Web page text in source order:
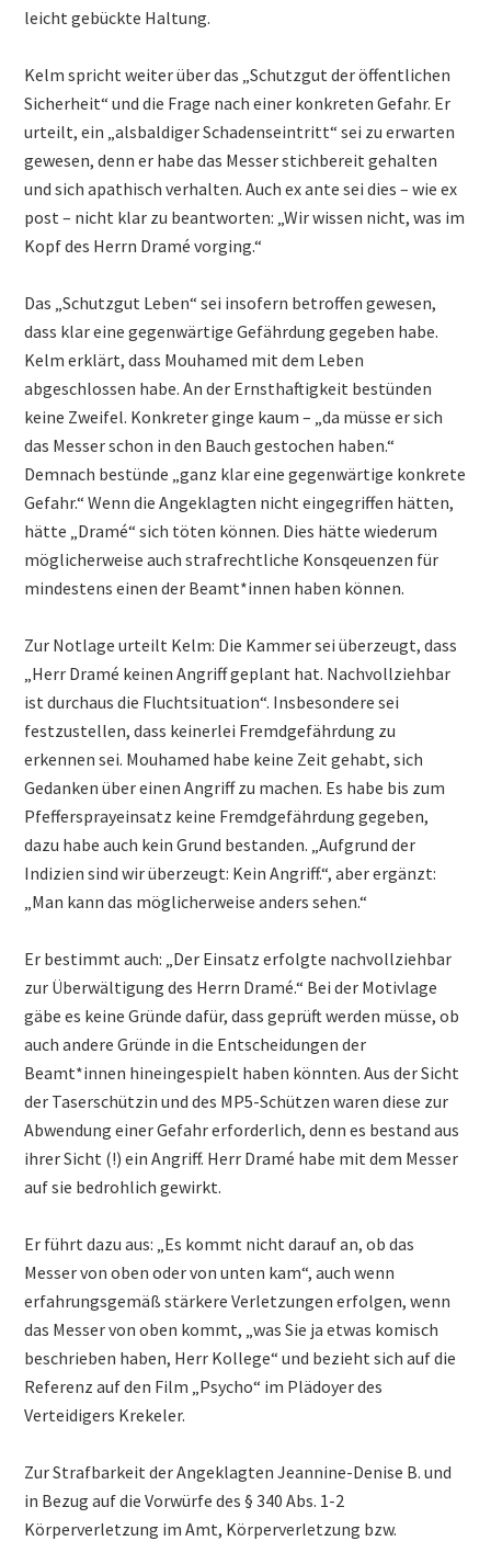
leicht gebückte Haltung.
Kelm spricht weiter über das „Schutzgut der öffentlichen
Sicherheit“ und die Frage nach einer konkreten Gefahr. Er
urteilt, ein „alsbaldiger Schadenseintritt“ sei zu erwarten
gewesen, denn er habe das Messer stichbereit gehalten
und sich apathisch verhalten. Auch ex ante sei dies – wie ex
post – nicht klar zu beantworten: „Wir wissen nicht, was im
Kopf des Herrn Dramé vorging.“
Das „Schutzgut Leben“ sei insofern betroffen gewesen,
dass klar eine gegenwärtige Gefährdung gegeben habe.
Kelm erklärt, dass Mouhamed mit dem Leben
abgeschlossen habe. An der Ernsthaftigkeit bestünden
keine Zweifel. Konkreter ginge kaum – „da müsse er sich
das Messer schon in den Bauch gestochen haben.“
Demnach bestünde „ganz klar eine gegenwärtige konkrete
Gefahr.“ Wenn die Angeklagten nicht eingegriffen hätten,
hätte „Dramé“ sich töten können. Dies hätte wiederum
möglicherweise auch strafrechtliche Konsqeuenzen für
mindestens einen der Beamt*innen haben können.
Zur Notlage urteilt Kelm: Die Kammer sei überzeugt, dass
„Herr Dramé keinen Angriff geplant hat. Nachvollziehbar
ist durchaus die Fluchtsituation“. Insbesondere sei
festzustellen, dass keinerlei Fremdgefährdung zu
erkennen sei. Mouhamed habe keine Zeit gehabt, sich
Gedanken über einen Angriff zu machen. Es habe bis zum
Pfeffersprayeinsatz keine Fremdgefährdung gegeben,
dazu habe auch kein Grund bestanden. „Aufgrund der
Indizien sind wir überzeugt: Kein Angriff.“, aber ergänzt:
„Man kann das möglicherweise anders sehen.“
Er bestimmt auch: „Der Einsatz erfolgte nachvollziehbar
zur Überwältigung des Herrn Dramé.“ Bei der Motivlage
gäbe es keine Gründe dafür, dass geprüft werden müsse, ob
auch andere Gründe in die Entscheidungen der
Beamt*innen hineingespielt haben könnten. Aus der Sicht
der Taserschützin und des MP5-Schützen waren diese zur
Abwendung einer Gefahr erforderlich, denn es bestand aus
ihrer Sicht (!) ein Angriff. Herr Dramé habe mit dem Messer
auf sie bedrohlich gewirkt.
Er führt dazu aus: „Es kommt nicht darauf an, ob das
Messer von oben oder von unten kam“, auch wenn
erfahrungsgemäß stärkere Verletzungen erfolgen, wenn
das Messer von oben kommt, „was Sie ja etwas komisch
beschrieben haben, Herr Kollege“ und bezieht sich auf die
Referenz auf den Film „Psycho“ im Plädoyer des
Verteidigers Krekeler.
Zur Strafbarkeit der Angeklagten Jeannine-Denise B. und
in Bezug auf die Vorwürfe des § 340 Abs. 1-2
Körperverletzung im Amt, Körperverletzung bzw.